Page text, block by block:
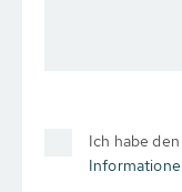
Ich habe den